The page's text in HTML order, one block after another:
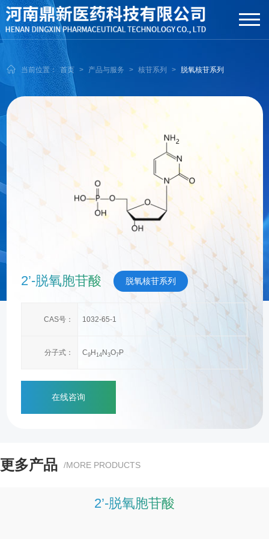
当前位置： 首页 > 产品与服务 > 核苷系列 > 脱氧核苷系列
2’-脱氧胞苷酸 脱氧核苷系列
CAS号： 1032-65-1
分子式： C9 H 14 N3O7 P
在线咨询
更多产品 /MORE PRODUCTS
2’-脱氧胞苷酸